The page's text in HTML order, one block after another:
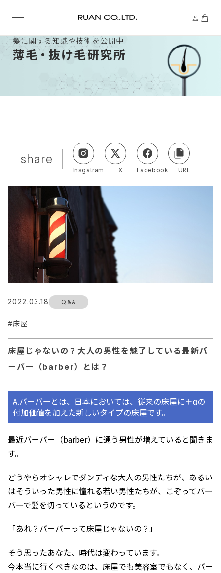
髪に関する知識や技術を公開中
薄毛・ 抜け毛研究所
2022.03.18 Q&A
床屋
床屋じゃないの？大人の男性を魅了している最新バ
ーバー（barber）とは？
share
Insgatram X Facebook URL
A.バーバーとは、日本においては、従来の床屋に＋αの
付加価値を加えた新しいタイプの床屋です。
最近バーバー（barber）に通う男性が増えていると聞きま
す。
どうやらオシャレでダンディな大人の男性たちが、あるい
はそういった男性に憧れる若い男性たちが、こぞってバー
バーで髪を切っているというのです。
「あれ？バーバーって床屋じゃないの？」
そう思ったあなた、時代は変わっています。
今本当に行くべきなのは、床屋でも美容室でもなく、バー